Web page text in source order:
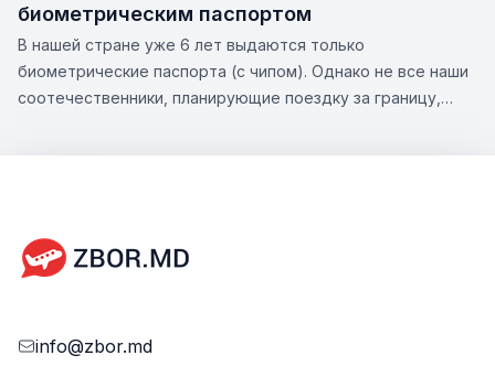
биометрическим паспортом
В нашей стране уже 6 лет выдаются только
биометрические паспорта (с чипом). Однако не все наши
соотечественники, планирующие поездку за границу,
info@zbor.md